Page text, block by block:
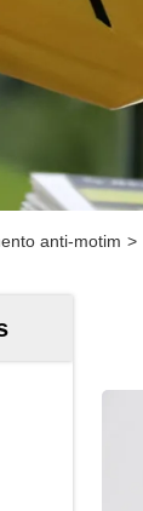
anti-motim >